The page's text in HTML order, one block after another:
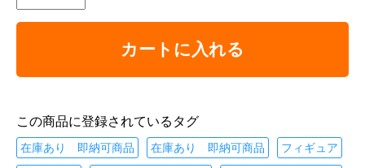
カートに入れる
この商品に登録されているタグ
在庫あり 即納可商品 在庫あり 即納可商品 フィギュア